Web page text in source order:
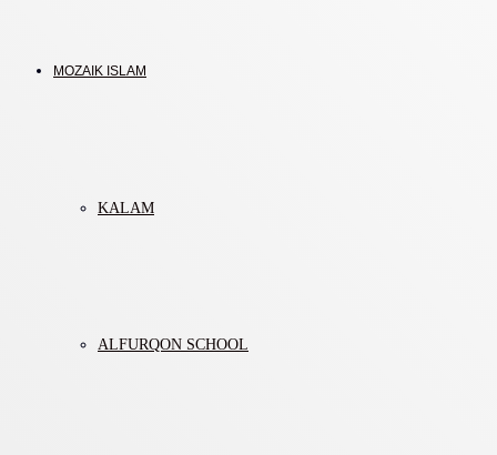
MOZAIK ISLAM
KALAM
ALFURQON SCHOOL